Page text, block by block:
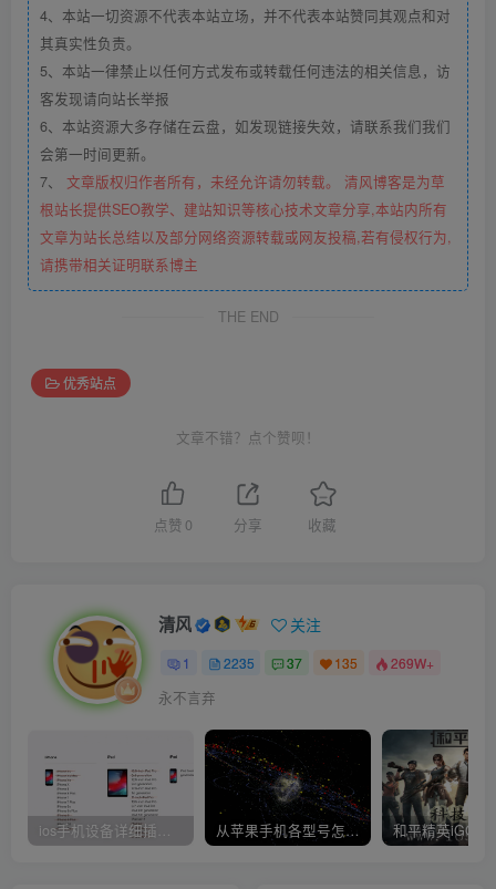
4、本站一切资源不代表本站立场，并不代表本站赞同其观点和对
其真实性负责。
5、本站一律禁止以任何方式发布或转载任何违法的相关信息，访
客发现请向站长举报
6、本站资源大多存储在云盘，如发现链接失效，请联系我们我们
会第一时间更新。
7、 文章版权归作者所有，未经允许请勿转载。 清风博客是为草
根站长提供SEO教学、建站知识等核心技术文章分享,本站内所有
文章为站长总结以及部分网络资源转载或网友投稿,若有侵权行为,
请携带相关证明联系博主
THE END
优秀站点
文章不错？点个赞呗！
点赞 0 分享 收藏
清风 关注
1 2235 37 135 269W+
永不言弃
从苹果手机各型号怎么越狱到怎么开科技完整教程